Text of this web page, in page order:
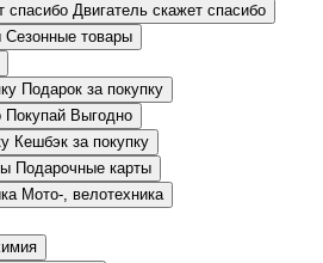
Двигатель скажет спасибо
Сезонные товары
Подарок за покупку
Покупай Выгодно
Кешбэк за покупку
Подарочные карты
Мото-, велотехника